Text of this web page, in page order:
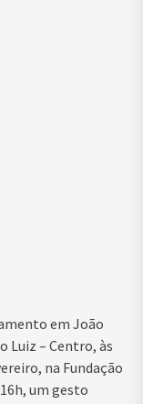
em João
Luiz – Centro, às
na Fundação
um gesto